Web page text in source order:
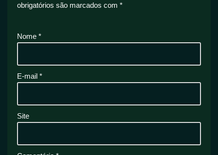
obrigatórios são marcados com *
Nome *
E-mail *
Site